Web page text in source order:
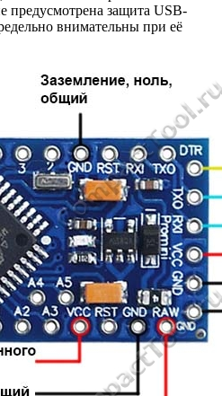
предусмотрена защита USB-
внимательны при её